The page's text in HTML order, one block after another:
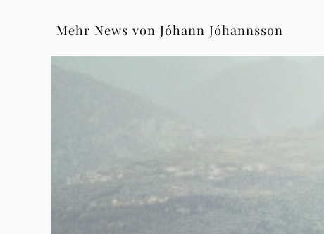
Mehr News von Jóhann Jóhannsson